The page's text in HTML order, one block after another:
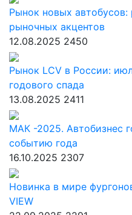
Рынок новых автобусов:
рыночных акцентов
12.08.2025 2450
Рынок LCV в России:
годового спада
13.08.2025 2411
МАК -2025. Автобизнес
событию года
16.10.2025 2307
Новинка в мире
VIEW